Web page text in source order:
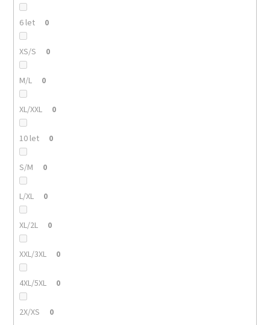
6 let 0
XS/S 0
M/L 0
XL/XXL 0
10 let 0
S/M 0
L/XL 0
XL/2L 0
XXL/3XL 0
4XL/5XL 0
2X/XS 0